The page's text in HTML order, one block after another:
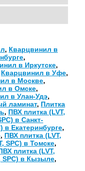
, Кварцвинил в
,
в Иркутске,
Кварцвинил в Уфе,
в Москве,
в Омске,
в Улан-Удэ,
ламинат, Плитка
, ПВХ плитка (LVT,
в Санкт-
в Екатеринбурге,
, ПВХ плитка (LVT,
SPC) в Томске,
плитка (LVT,
SPC) в Кызыле,